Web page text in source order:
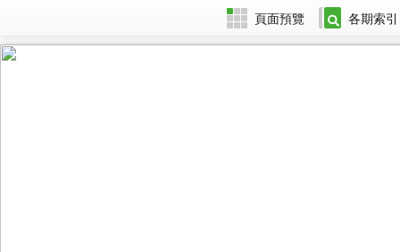
頁面預覽 各期索引